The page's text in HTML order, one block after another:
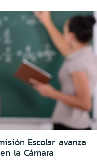
Escolar avanza
la Cámara